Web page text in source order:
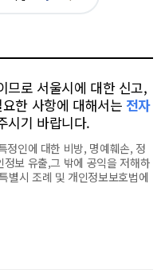
므로 서울시에 대한 신고,
한 사항에 대해서는 전자
시기 바랍니다.
정인에 대한 비방, 명예훼손, 정
보 유출,그 밖에 공익을 저해하
별시 조례 및 개인정보보호법에